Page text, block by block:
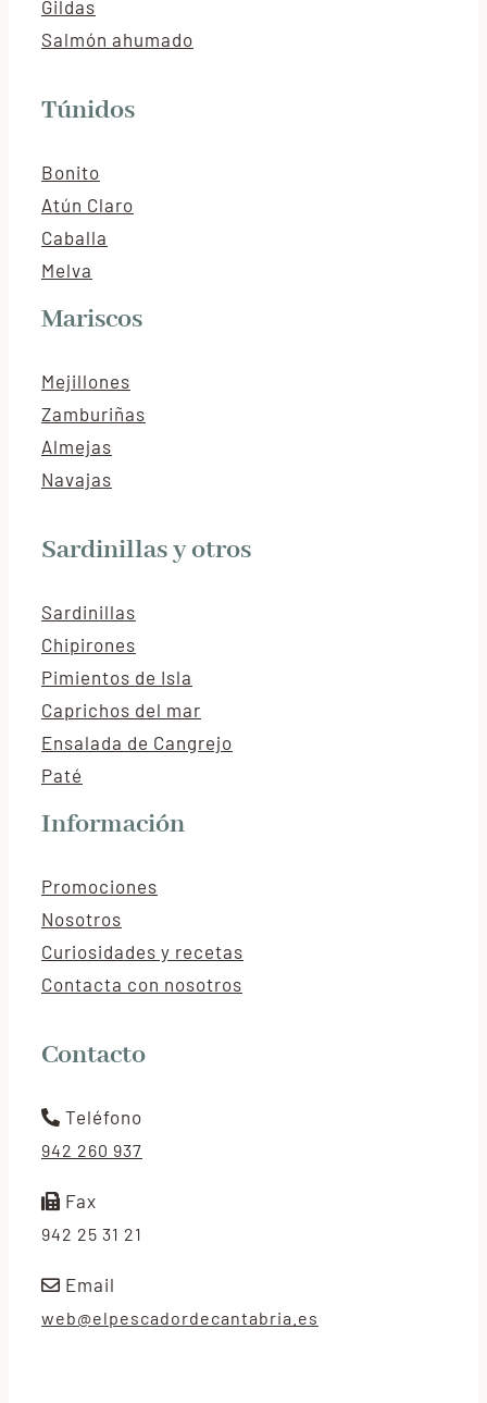
Gildas
Salmón ahumado
Túnidos
Bonito
Atún Claro
Caballa
Melva
Mariscos
Mejillones
Zamburiñas
Almejas
Navajas
Sardinillas y otros
Sardinillas
Chipirones
Pimientos de Isla
Caprichos del mar
Ensalada de Cangrejo
Paté
Información
Promociones
Nosotros
Curiosidades y recetas
Contacta con nosotros
Contacto
Teléfono
942 260 937
Fax
942 25 31 21
Email
web@elpescadordecantabria.es